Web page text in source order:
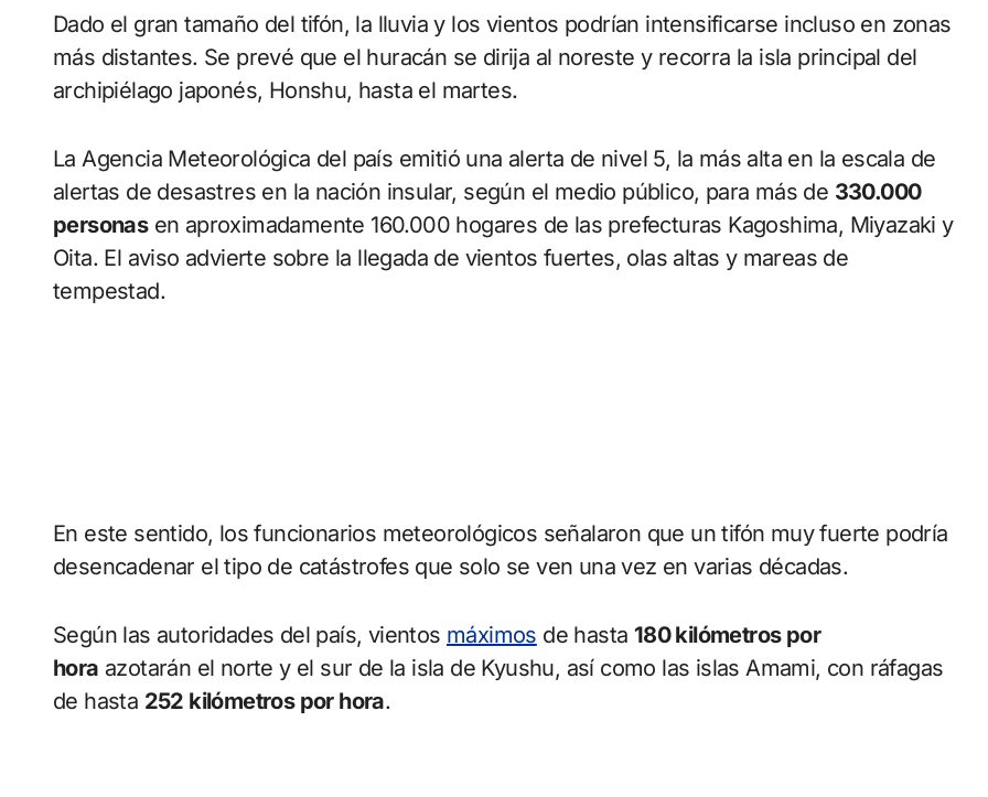
Dado el gran tamaño del tifón, la lluvia y los vientos podrían intensificarse incluso en zonas
más distantes. Se prevé que el huracán se dirija al noreste y recorra la isla principal del
archipiélago japonés, Honshu, hasta el martes.
La Agencia Meteorológica del país emitió una alerta de nivel 5, la más alta en la escala de
alertas de desastres en la nación insular, según el medio público, para más de 330.000
personasen aproximadamente 160.000 hogares de las prefecturas Kagoshima, Miyazaki y
Oita. El aviso advierte sobre la llegada de vientos fuertes, olas altas y mareas de
tempestad.
En este sentido, los funcionarios meteorológicos señalaron que un tifón muy fuerte podría
desencadenar el tipo de catástrofes que solo se ven una vez en varias décadas.
Según las autoridades del país, vientos máximos de hasta 180 kilómetros por
hora azotarán el norte y el sur de la isla de Kyushu, así como las islas Amami, con ráfagas
de hasta 252 kilómetros por hora.